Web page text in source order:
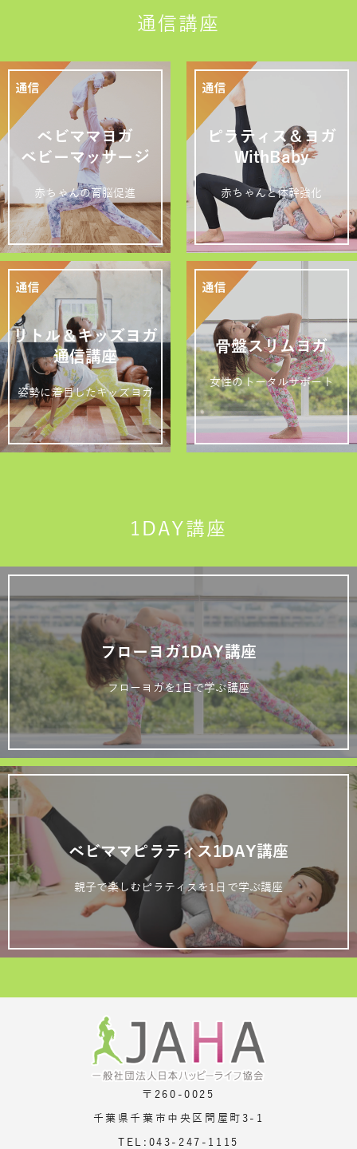
通信講座
ベビママヨガ
ベビーマッサージ
赤ちゃんの育脳促進
ピラティス＆ヨガ
WithBaby
赤ちゃんと体幹強化
リトル＆キッズヨガ
通信講座
姿勢に着目したキッズヨガ
骨盤スリムヨガ
女性のトータルサポート
1DAY講座
フローヨガ1DAY講座
フローヨガを1日で学ぶ講座
ベビママピラティス1DAY講座
親子で楽しむピラティスを1日で学ぶ講座
〒260-0025
千葉県千葉市中央区問屋町3-1
TEL:043-247-1115